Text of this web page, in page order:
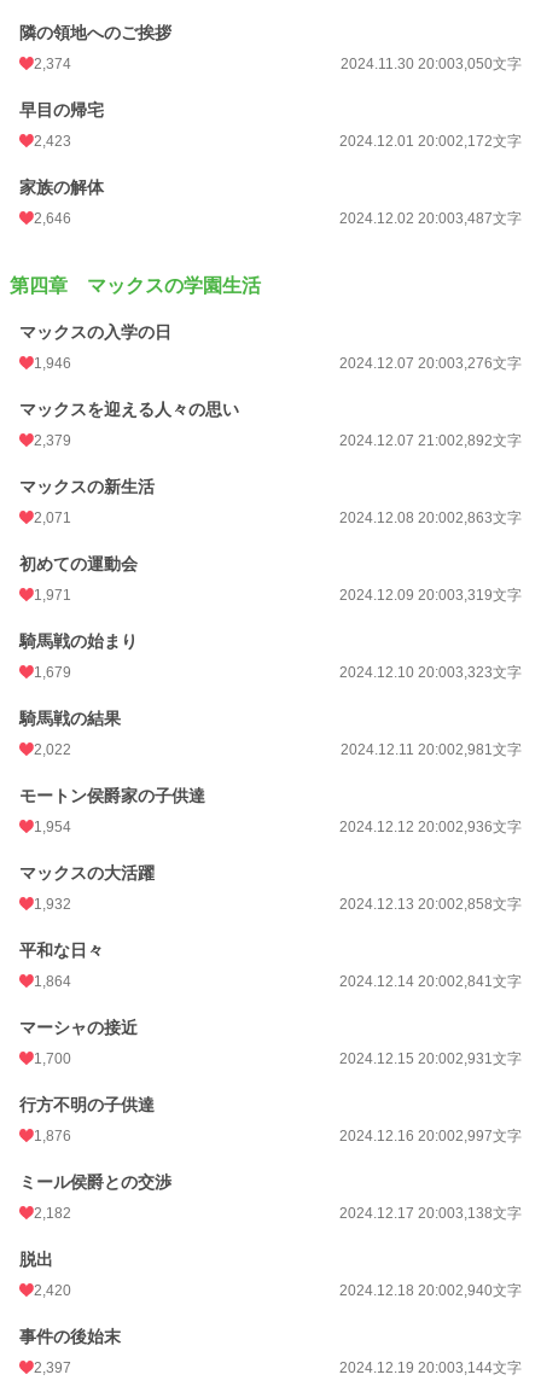
隣の領地へのご挨拶
2,374 2024.11.30 20:003,050文字
早目の帰宅
2,423 2024.12.01 20:002,172文字
家族の解体
2,646 2024.12.02 20:003,487文字
第四章 マックスの学園生活
マックスの入学の日
1,946 2024.12.07 20:003,276文字
マックスを迎える人々の思い
2,379 2024.12.07 21:002,892文字
マックスの新生活
2,071 2024.12.08 20:002,863文字
初めての運動会
1,971 2024.12.09 20:003,319文字
騎馬戦の始まり
1,679 2024.12.10 20:003,323文字
騎馬戦の結果
2,022 2024.12.11 20:002,981文字
モートン侯爵家の子供達
1,954 2024.12.12 20:002,936文字
マックスの大活躍
1,932 2024.12.13 20:002,858文字
平和な日々
1,864 2024.12.14 20:002,841文字
マーシャの接近
1,700 2024.12.15 20:002,931文字
行方不明の子供達
1,876 2024.12.16 20:002,997文字
ミール侯爵との交渉
2,182 2024.12.17 20:003,138文字
脱出
2,420 2024.12.18 20:002,940文字
事件の後始末
2,397 2024.12.19 20:003,144文字